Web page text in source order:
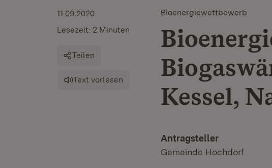
Bioenergiewettbewerb
Kessel,
11.09.2020
Lesezeit: 2 Minuten
Teilen
Text vorlesen
Antragsteller
Gemeinde Hochdorf